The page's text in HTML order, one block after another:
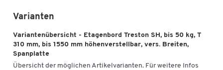
Varianten
Variantenübersicht - Etagenbord Treston SH, bis 50 kg, T
310 mm, bis 1550 mm höhenverstellbar, vers. Breiten,
Spanplatte
Übersicht der möglichen Artikelvarianten. Für weitere Infos